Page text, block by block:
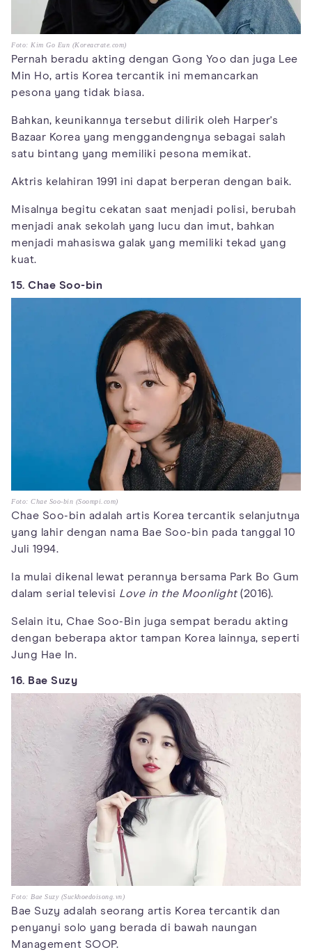
Foto: Kim Go Eun (Koreacrate.com)
Pernah beradu akting dengan Gong Yoo dan juga Lee
Min Ho, artis Korea tercantik ini memancarkan
pesona yang tidak biasa.
Bahkan, keunikannya tersebut dilirik oleh Harper's
Bazaar Korea yang menggandengnya sebagai salah
satu bintang yang memiliki pesona memikat.
Aktris kelahiran 1991 ini dapat berperan dengan baik.
Misalnya begitu cekatan saat menjadi polisi, berubah
menjadi anak sekolah yang lucu dan imut, bahkan
menjadi mahasiswa galak yang memiliki tekad yang
kuat.
15. Chae Soo-bin
Foto: Chae Soo-bin (Soompi.com)
Chae Soo-bin adalah artis Korea tercantik selanjutnya
yang lahir dengan nama Bae Soo-bin pada tanggal 10
Juli 1994.
Ia mulai dikenal lewat perannya bersama Park Bo Gum
dalam serial televisi Love in the Moonlight(2016).
Selain itu, Chae Soo-Bin juga sempat beradu akting
dengan beberapa aktor tampan Korea lainnya, seperti
Jung Hae In.
16. Bae Suzy
Foto: Bae Suzy (Suckhoedoisong.vn)
Bae Suzy adalah seorang artis Korea tercantik dan
penyanyi solo yang berada di bawah naungan
Management SOOP.